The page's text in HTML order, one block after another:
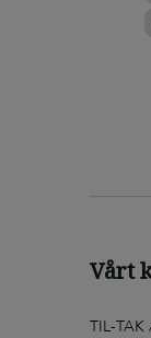
Vårt
TIL-TAK